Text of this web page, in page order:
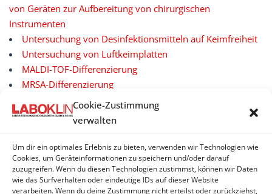
Cookie-Zustimmung
verwalten
Um dir ein optimales Erlebnis zu bieten, verwenden wir Technologien wie
Cookies, um Geräteinformationen zu speichern und/oder darauf
zuzugreifen. Wenn du diesen Technologien zustimmst, können wir Daten
wie das Surfverhalten oder eindeutige IDs auf dieser Website
verarbeiten. Wenn du deine Zustimmung nicht erteilst oder zurückziehst,
von Geräten zur Aufbereitung von chirurgischen
Instrumenten
Untersuchung von Desinfektionsmitteln auf Keimfreiheit
Untersuchung von Luftkeimplatten
MALDI-TOF-Differenzierung
MRSA-Differenzierung
MRSE-Differenzierung
HYGIENEUNTERSUCHUNGEN
Hygiene - Profile